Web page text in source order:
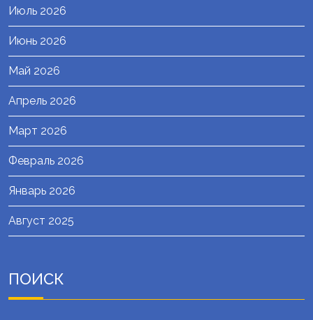
Июль 2026
Июнь 2026
Май 2026
Апрель 2026
Март 2026
Февраль 2026
Январь 2026
Август 2025
ПОИСК